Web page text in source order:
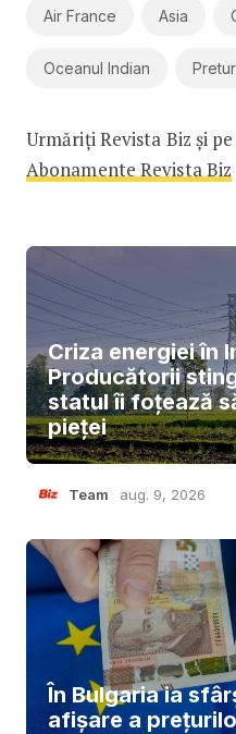
Air France Asia
Oceanul Indian
Urmăriți Revista Biz și pe
Abonamente Revista Biz
Criza energiei în
Producătorii
statul îi foțează
pieței
Team aug. 9, 2026
În Bulgaria ia
afișare a